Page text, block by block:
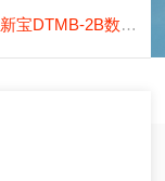
新宝DTMB-2B数显张力计新宝DTMB-2B